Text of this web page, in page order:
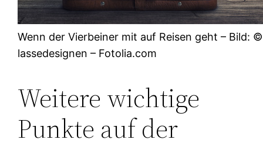
Wenn der Vierbeiner mit auf Reisen geht – Bild: ©
lassedesignen – Fotolia.com
Weitere wichtige
Punkte auf der